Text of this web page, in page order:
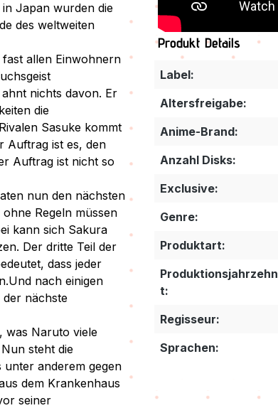
Japan wurden die
des weltweiten
allen Einwohnern
nichts davon. Er
die
Sasuke kommt
Auftrag ist es, den
Auftrag ist nicht so
nun den nächsten
Regeln müssen
kann sich Sakura
Der dritte Teil der
dass jeder
nach einigen
nächste
was Naruto viele
steht die
anderem gegen
dem Krankenhaus
seiner
Produkt Details
Label:
Altersfreigabe:
Anime-Brand:
Anzahl Disks:
Exclusive:
Genre:
Produktart:
Produktionsjahrzehn
t:
Regisseur:
Sprachen: